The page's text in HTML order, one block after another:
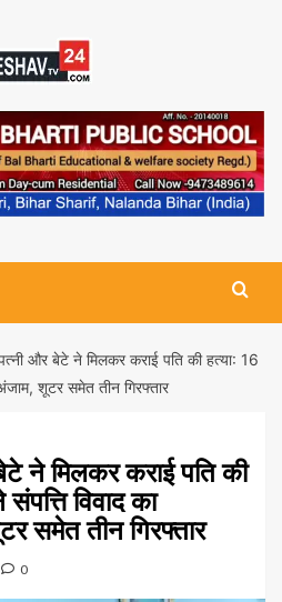
और बेटे ने मिलकर कराई पति की हत्या: 16
शूटर समेत तीन गिरफ्तार
ने मिलकर कराई पति की
विवाद का
समेत तीन गिरफ्तार
0